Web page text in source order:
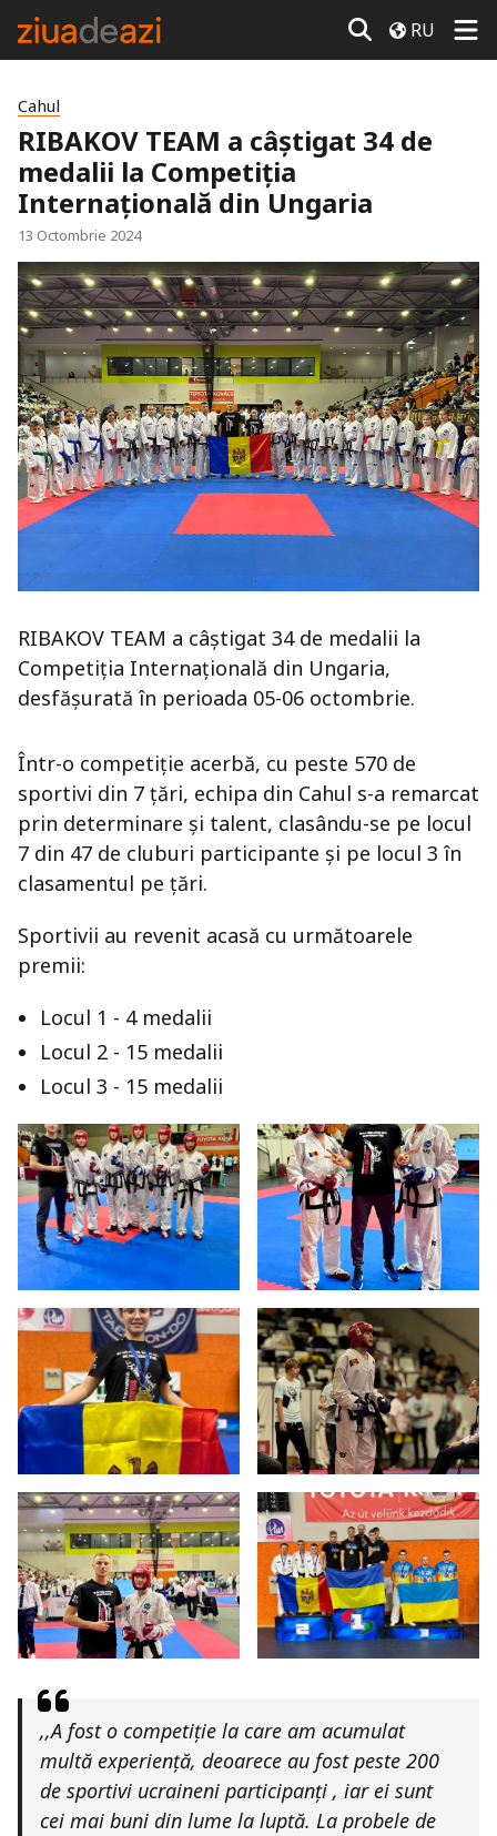
RU
Cahul
RIBAKOV TEAM a câștigat 34 de
medalii la Competiția
Internațională din Ungaria
13 Octombrie 2024
RIBAKOV TEAM a câștigat 34 de medalii la
Competiția Internațională din Ungaria,
desfășurată în perioada 05-06 octombrie.
Într-o competiție acerbă, cu peste 570 de
sportivi din 7 țări, echipa din Cahul s-a remarcat
prin determinare și talent, clasându-se pe locul
7 din 47 de cluburi participante și pe locul 3 în
clasamentul pe țări.
Sportivii au revenit acasă cu următoarele
premii:
Locul 1 - 4 medalii
Locul 2 - 15 medalii
Locul 3 - 15 medalii
,,A fost o competiție la care am acumulat
multă experiență, deoarece au fost peste 200
de sportivi ucraineni participanți , iar ei sunt
cei mai buni din lume la luptă. La probele de